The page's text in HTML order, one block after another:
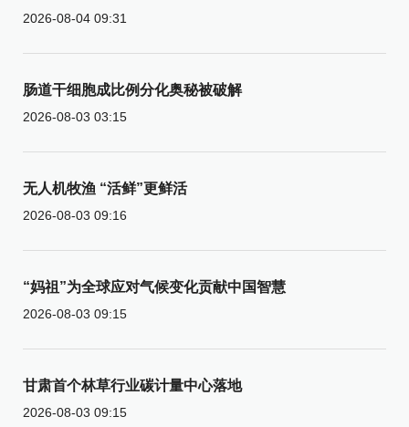
2026-08-04 09:31
肠道干细胞成比例分化奥秘被破解
2026-08-03 03:15
无人机牧渔 “活鲜”更鲜活
2026-08-03 09:16
“妈祖”为全球应对气候变化贡献中国智慧
2026-08-03 09:15
甘肃首个林草行业碳计量中心落地
2026-08-03 09:15